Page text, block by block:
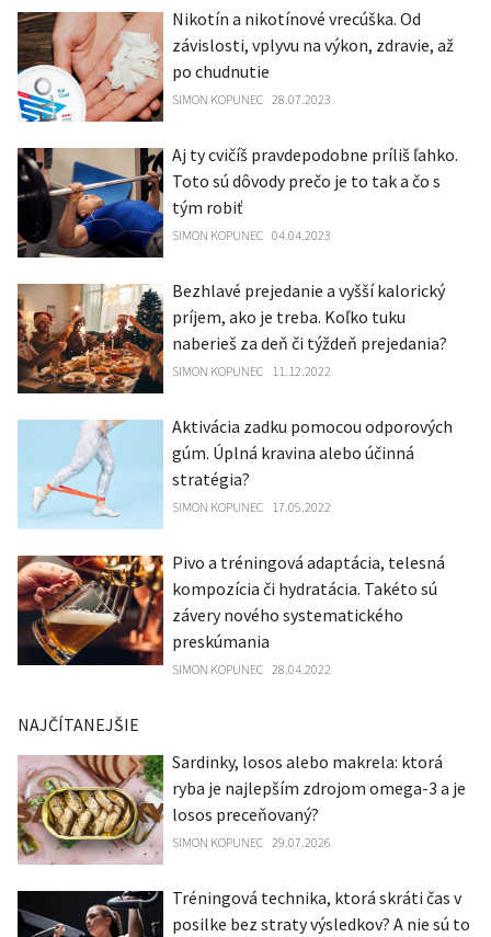
Nikotín a nikotínové vrecúška. Od
závislosti, vplyvu na výkon, zdravie, až
po chudnutie
SIMON KOPUNEC 28.07.2023
Aj ty cvičíš pravdepodobne príliš ľahko.
Toto sú dôvody prečo je to tak a čo s
tým robiť
SIMON KOPUNEC 04.04.2023
Bezhlavé prejedanie a vyšší kalorický
príjem, ako je treba. Koľko tuku
naberieš za deň či týždeň prejedania?
SIMON KOPUNEC 11.12.2022
Aktivácia zadku pomocou odporových
gúm. Úplná kravina alebo účinná
stratégia?
SIMON KOPUNEC 17.05.2022
Pivo a tréningová adaptácia, telesná
kompozícia či hydratácia. Takéto sú
závery nového systematického
preskúmania
SIMON KOPUNEC 28.04.2022
NAJČÍTANEJŠIE
Sardinky, losos alebo makrela: ktorá
ryba je najlepším zdrojom omega-3 a je
losos preceňovaný?
SIMON KOPUNEC 29.07.2026
Tréningová technika, ktorá skráti čas v
posilke bez straty výsledkov? A nie sú to